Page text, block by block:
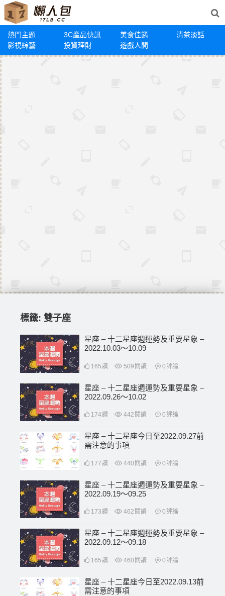
熱門主題 3C產品快訊 美食佳餚
清茶淡話
影視綜藝
投資理財 遊戲人間
標籤: 雙子座
星座 – 十二星座週運勢及重要星象 –
2022.10.03〜10.09
165讚 509 閱讀 0評論
星座 – 十二星座週運勢及重要星象 –
2022.09.26〜10.02
174讚 442 閱讀 0評論
星座 – 十二星座今日至2022.09.27前
需注意的事項
177讚 440 閱讀 0評論
星座 – 十二星座週運勢及重要星象 –
2022.09.19〜09.25
173讚 462 閱讀 0評論
星座 – 十二星座週運勢及重要星象 –
2022.09.12〜09.18
165讚 460 閱讀 0評論
星座 – 十二星座今日至2022.09.13前
需注意的事項